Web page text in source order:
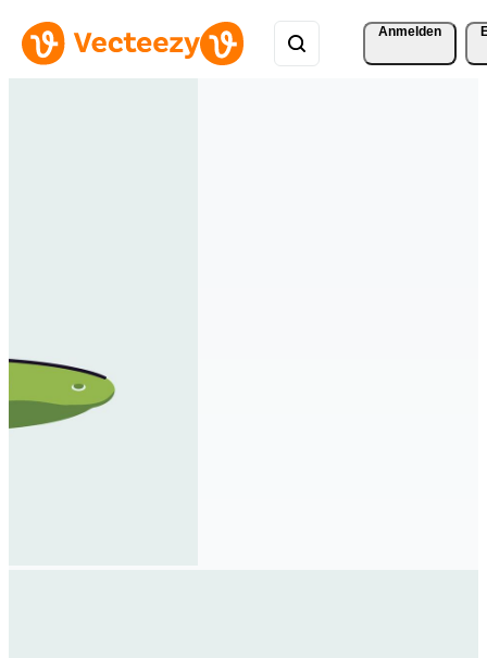
Anmelden